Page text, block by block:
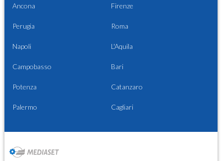
Ancona Firenze
Perugia Roma
Napoli L'Aquila
Campobasso Bari
Potenza Catanzaro
Palermo Cagliari